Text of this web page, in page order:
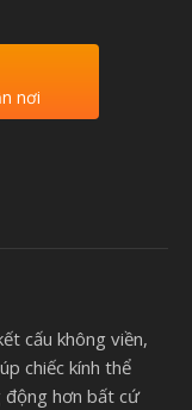
nơi
cấu không viền,
chiếc kính thể
động hơn bất cứ